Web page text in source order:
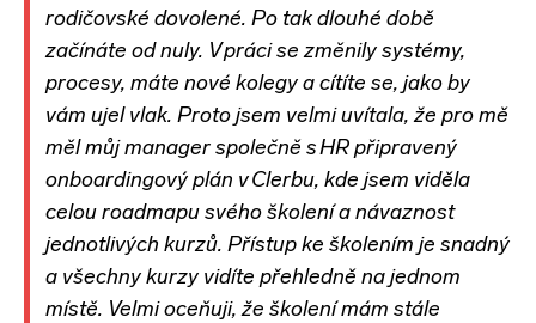
rodičovské dovolené. Po tak dlouhé době
začínáte od nuly. V práci se změnily systémy,
procesy, máte nové kolegy a cítíte se, jako by
vám ujel vlak. Proto jsem velmi uvítala, že pro mě
měl můj manager společně s HR připravený
onboardingový plán v Clerbu, kde jsem viděla
celou roadmapu svého školení a návaznost
jednotlivých kurzů. Přístup ke školením je snadný
a všechny kurzy vidíte přehledně na jednom
místě. Velmi oceňuji, že školení mám stále